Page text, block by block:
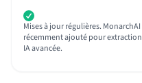
Mises à jour régulières. MonarchAI
récemment ajouté pour extraction
IA avancée.